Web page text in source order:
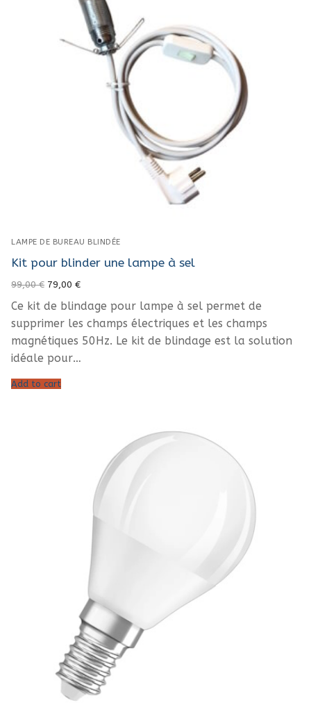
LAMPE DE BUREAU BLINDÉE
Kit pour blinder une lampe à sel
99,00€ Original
price
was:
99,00 €.
79,00 €Current
is:
79,00 €.
Ce kit de blindage pour lampe à sel permet de
supprimer les champs électriques et les champs
magnétiques 50Hz. Le kit de blindage est la solution
idéale pour…
Add to cart